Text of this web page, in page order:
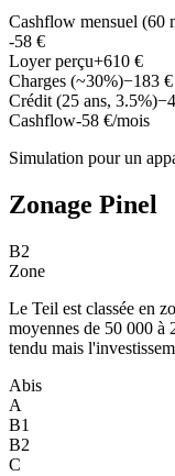
Cashflow mensuel (60
-58 €
Loyer perçu+610 €
Charges (~30%)−183 €
Crédit (25 ans, 3.5%)
Cashflow-58 €/mois
Simulation pour un
Zonage Pinel
B2
Zone
Le Teil est classée en
moyennes de 50 000 à
tendu mais
Abis
A
B1
B2
C